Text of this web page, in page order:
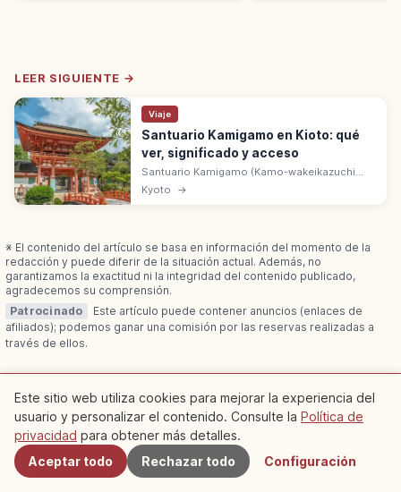
LEER SIGUIENTE →
Viaje
Santuario Kamigamo en Kioto: qué
ver, significado y acceso
Santuario Kamigamo (Kamo-wakeikazuchi
Jinja), en Kioto, data del 677 y es Patrimonio
UNESCO. Santuario del clan Kamo, vinculado
Kyoto →
※ El contenido del artículo se basa en información del momento de la
redacción y puede diferir de la situación actual. Además, no
garantizamos la exactitud ni la integridad del contenido publicado,
agradecemos su comprensión.
Patrocinado
Este artículo puede contener anuncios (enlaces de
afiliados); podemos ganar una comisión por las reservas realizadas a
través de ellos.
Artículos relacionados
Descubre más artículos en esta categoría
Cercanos
Este sitio web utiliza cookies para mejorar la experiencia del
usuario y personalizar el contenido. Consulte la Política de
privacidad para obtener más detalles.
Aceptar todo
Rechazar todo Configuración